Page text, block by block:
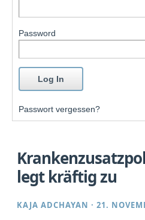
Password
Passwort vergessen?
legt kräftig zu
KAJA ADCHAYAN ·21.